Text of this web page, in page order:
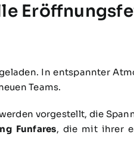
In entspannter
Teams.
vorgestellt, die
Funfares, die mit ihrer